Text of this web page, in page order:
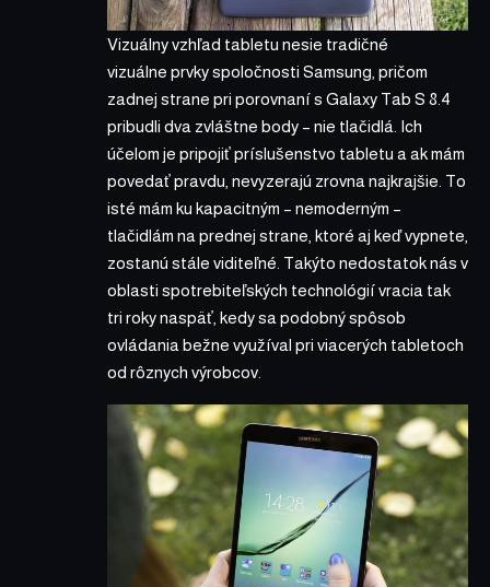
Vizuálny vzhľad tabletu nesie tradičné
vizuálne prvky spoločnosti Samsung, pričom
zadnej strane pri porovnaní s Galaxy Tab S 8.4
pribudli dva zvláštne body – nie tlačidlá. Ich
účelom je pripojiť príslušenstvo tabletu a ak mám
povedať pravdu, nevyzerajú zrovna najkrajšie. To
isté mám ku kapacitným – nemoderným –
tlačidlám na prednej strane, ktoré aj keď vypnete,
zostanú stále viditeľné. Takýto nedostatok nás v
oblasti spotrebiteľských technológií vracia tak
tri roky naspäť, kedy sa podobný spôsob
ovládania bežne využíval pri viacerých tabletoch
od rôznych výrobcov.